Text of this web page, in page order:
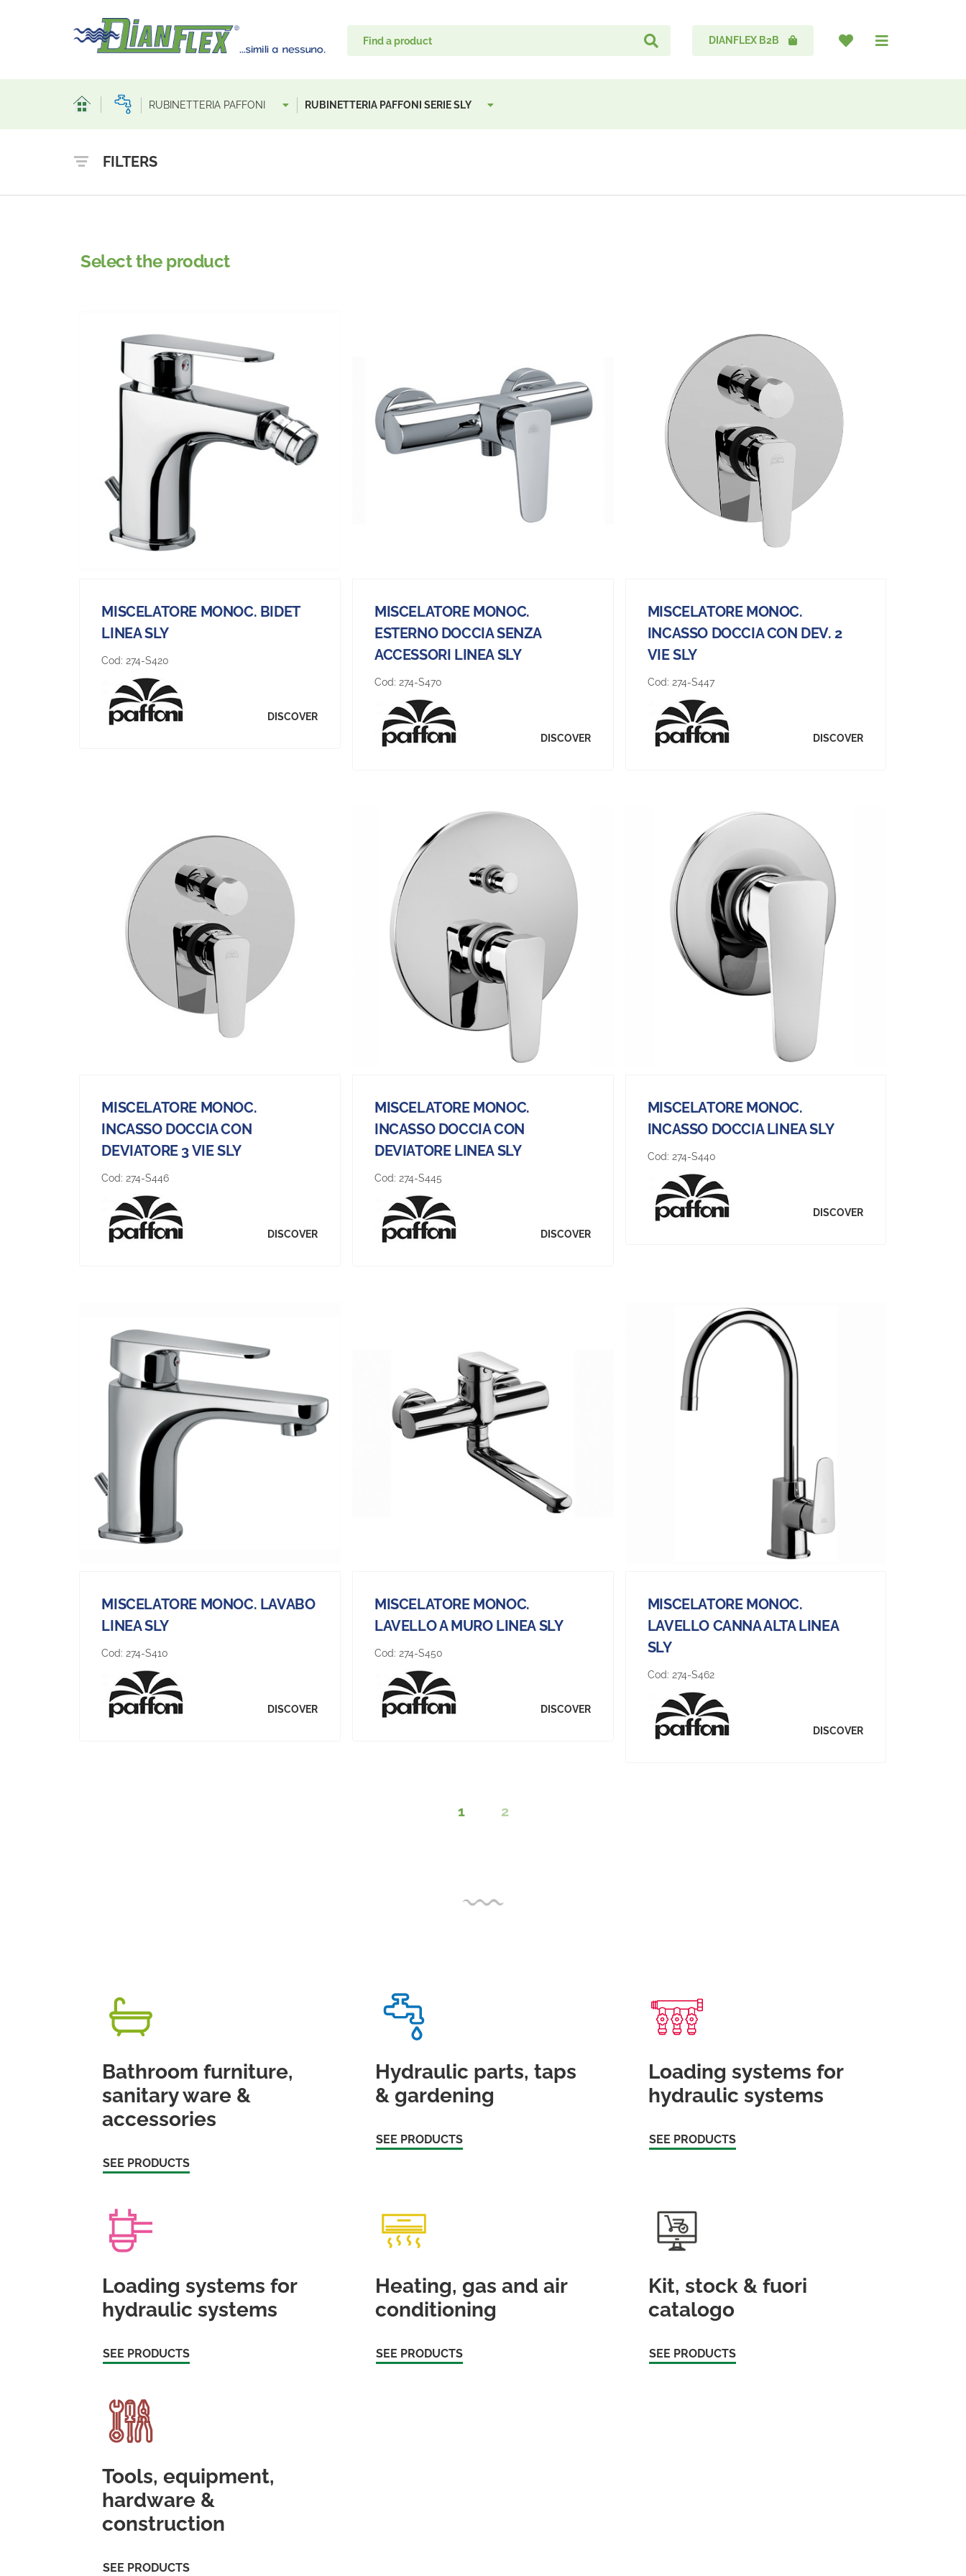
DIANFLEX B2B
RUBINETTERIA PAFFONI RUBINETTERIA PAFFONI SERIE SLY
FILTERS
Select the product
MISCELATORE MONOC. BIDET
LINEA SLY
Cod: 274-S420
DISCOVER
MISCELATORE MONOC.
ESTERNO DOCCIA SENZA
ACCESSORI LINEA SLY
Cod: 274-S470
DISCOVER
MISCELATORE MONOC.
INCASSO DOCCIA CON DEV. 2
VIE SLY
Cod: 274-S447
DISCOVER
MISCELATORE MONOC.
INCASSO DOCCIA CON
DEVIATORE 3 VIE SLY
Cod:274-S446
DISCOVER
MISCELATORE MONOC.
INCASSO DOCCIA CON
DEVIATORE LINEA SLY
Cod:274-S445
DISCOVER
MISCELATORE MONOC.
INCASSO DOCCIA LINEA SLY
Cod: 274-S440
DISCOVER
MISCELATORE MONOC. LAVABO
LINEA SLY
Cod: 274-S410
DISCOVER
MISCELATORE MONOC.
LAVELLO A MURO LINEA SLY
Cod: 274-S450
DISCOVER
MISCELATORE MONOC.
LAVELLO CANNA ALTA LINEA
SLY
Cod: 274-S462
DISCOVER
1 2
Bathroom furniture,
sanitary ware &
accessories
SEE PRODUCTS
Hydraulic parts, taps
& gardening
SEE PRODUCTS
Loading systems for
hydraulic systems
SEE PRODUCTS
Loading systems for
hydraulic systems
SEE PRODUCTS
Heating, gas and air
conditioning
SEE PRODUCTS
Kit, stock & fuori
catalogo
SEE PRODUCTS
Tools, equipment,
hardware &
construction
SEE PRODUCTS